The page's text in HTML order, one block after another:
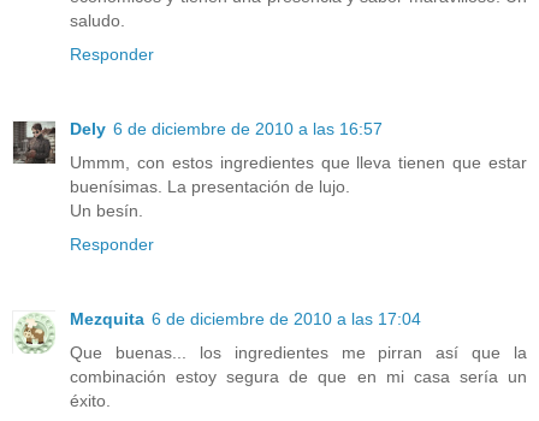
saludo.
Responder
Dely 6 de diciembre de 2010 a las 16:57
Ummm, con estos ingredientes que lleva tienen que estar
buenísimas. La presentación de lujo.
Un besín.
Responder
Mezquita 6 de diciembre de 2010 a las 17:04
Que buenas... los ingredientes me pirran así que la
combinación estoy segura de que en mi casa sería un
éxito.